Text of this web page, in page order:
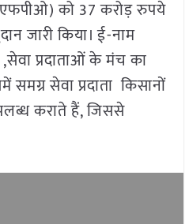
को 37 करोड़ रुपये
जारी किया। ई-नाम
प्रदाताओं के मंच का
सेवा प्रदाता किसानों
कराते हैं, जिससे